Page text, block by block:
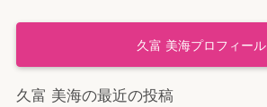
久富 美海プロフィール
久富 美海の最近の投稿